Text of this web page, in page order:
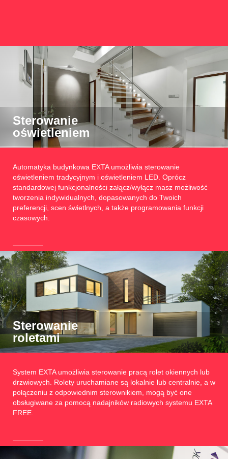
Sterowanie
oświetleniem
Automatyka budynkowa EXTA umożliwia sterowanie
oświetleniem tradycyjnym i oświetleniem LED. Oprócz
standardowej funkcjonalności załącz/wyłącz masz możliwość
tworzenia indywidualnych, dopasowanych do Twoich
preferencji, scen świetlnych, a także programowania funkcji
czasowych.
Sterowanie
roletami
System EXTA umożliwia sterowanie pracą rolet okiennych lub
drzwiowych. Rolety uruchamiane są lokalnie lub centralnie, a w
połączeniu z odpowiednim sterownikiem, mogą być one
obsługiwane za pomocą nadajników radiowych systemu EXTA
FREE.